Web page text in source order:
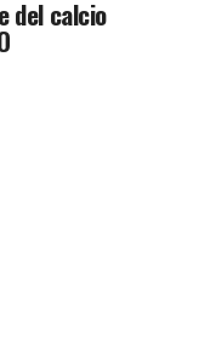
del calcio